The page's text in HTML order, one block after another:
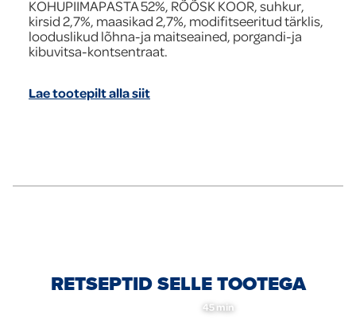
KOHUPIIMAPASTA 52%, RÕÕSK KOOR, suhkur,
kirsid 2,7%, maasikad 2,7%, modifitseeritud tärklis,
looduslikud lõhna-ja maitseained, porgandi-ja
kibuvitsa-kontsentraat.
Lae tootepilt alla siit
RETSEPTID SELLE TOOTEGA
45 min